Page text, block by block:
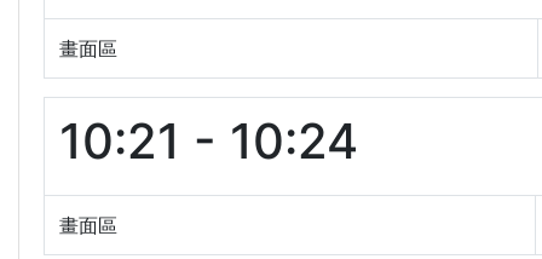
畫面區
10:21 - 10:24
畫面區